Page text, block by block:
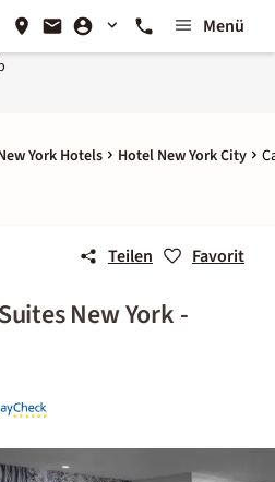
Menü
York Hotels Hotel New York City
Teilen Favorit
New York -